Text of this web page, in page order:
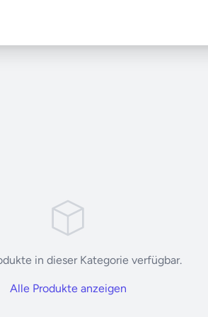
in dieser Kategorie verfügbar.
Alle Produkte anzeigen